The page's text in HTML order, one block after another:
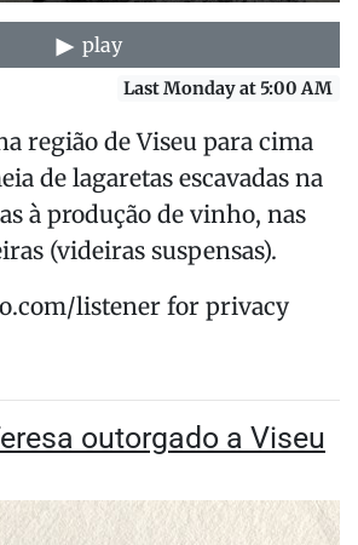
play
Last Monday at 5:00 AM
região de Viseu para cima
de lagaretas escavadas na
à produção de vinho, nas
(videiras suspensas).
listener for privacy
outorgado a Viseu